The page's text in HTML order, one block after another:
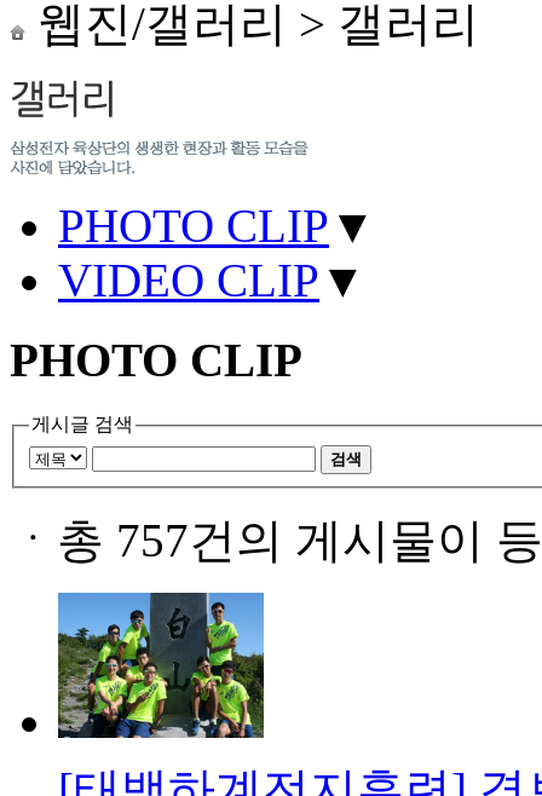
웹진/갤러리 > 갤러리
PHOTO CLIP ▼
VIDEO CLIP ▼
PHOTO CLIP
게시글 검색
검색
ㆍ 총 757건의 게시물이